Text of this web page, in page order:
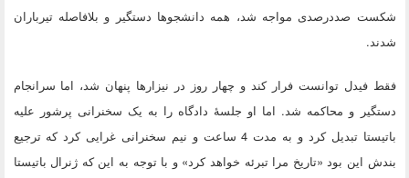
شکست صددرصدی مواجه شد، همه دانشجوها دستگیر و بلافاصله تیرباران
شدند.
فقط فیدل توانست فرار کند و چهار روز در نیزارها پنهان شد، اما سرانجام
دستگیر و محاکمه شد. اما او جلسۀ دادگاه را به یک سخنرانی پرشور علیه
باتیستا تبدیل کرد و به مدت 4 ساعت و نیم سخنرانی غرایی کرد که ترجیع
بندش این بود «تاریخ مرا تبرئه خواهد کرد» و با توجه به این که ژنرال باتیستا